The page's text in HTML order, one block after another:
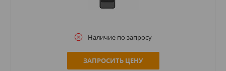
Наличие по запросу
ЗАПРОСИТЬ ЦЕНУ